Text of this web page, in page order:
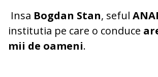
Insa Bogdan Stan, seful
institutia pe care o conduce
mii de oameni.